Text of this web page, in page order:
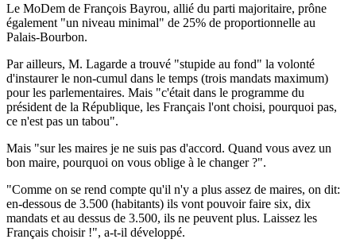
Le MoDem de François Bayrou, allié du parti majoritaire, prône
également "un niveau minimal" de 25% de proportionnelle au
Palais-Bourbon.
Par ailleurs, M. Lagarde a trouvé "stupide au fond" la volonté
d'instaurer le non-cumul dans le temps (trois mandats maximum)
pour les parlementaires. Mais "c'était dans le programme du
président de la République, les Français l'ont choisi, pourquoi pas,
ce n'est pas un tabou".
Mais "sur les maires je ne suis pas d'accord. Quand vous avez un
bon maire, pourquoi on vous oblige à le changer ?".
"Comme on se rend compte qu'il n'y a plus assez de maires, on dit:
en-dessous de 3.500 (habitants) ils vont pouvoir faire six, dix
mandats et au dessus de 3.500, ils ne peuvent plus. Laissez les
Français choisir !", a-t-il développé.